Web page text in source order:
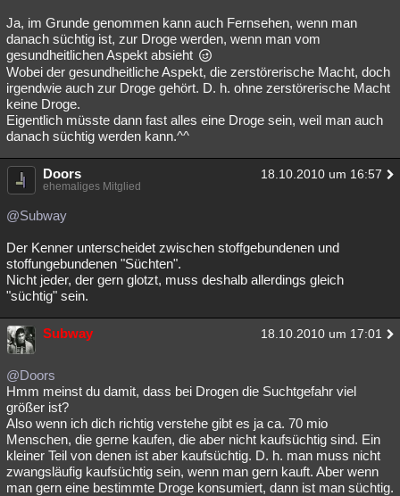
Ja, im Grunde genommen kann auch Fernsehen, wenn man
danach süchtig ist, zur Droge werden, wenn man vom
gesundheitlichen Aspekt absieht
Wobei der gesundheitliche Aspekt, die zerstörerische Macht, doch
irgendwie auch zur Droge gehört. D. h. ohne zerstörerische Macht
keine Droge.
Eigentlich müsste dann fast alles eine Droge sein, weil man auch
danach süchtig werden kann.^^
Doors 18.10.2010 um 16:57
ehemaliges Mitglied
@Subway
Der Kenner unterscheidet zwischen stoffgebundenen und
stoffungebundenen "Süchten".
Nicht jeder, der gern glotzt, muss deshalb allerdings gleich
"süchtig" sein.
Subway 18.10.2010 um 17:01
@Doors
Hmm meinst du damit, dass bei Drogen die Suchtgefahr viel
größer ist?
Also wenn ich dich richtig verstehe gibt es ja ca. 70 mio
Menschen, die gerne kaufen, die aber nicht kaufsüchtig sind. Ein
kleiner Teil von denen ist aber kaufsüchtig. D. h. man muss nicht
zwangsläufig kaufsüchtig sein, wenn man gern kauft. Aber wenn
man gern eine bestimmte Droge konsumiert, dann ist man süchtig.